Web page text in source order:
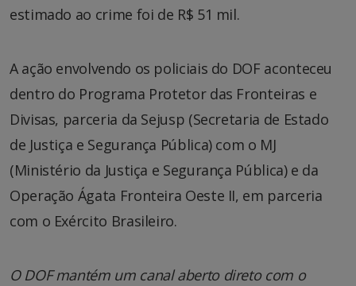
estimado ao crime foi de R$ 51 mil.
A ação envolvendo os policiais do DOF aconteceu
dentro do Programa Protetor das Fronteiras e
Divisas, parceria da Sejusp (Secretaria de Estado
de Justiça e Segurança Pública) com o MJ
(Ministério da Justiça e Segurança Pública) e da
Operação Ágata Fronteira Oeste II, em parceria
com o Exército Brasileiro.
O DOF mantém um canal aberto direto com o